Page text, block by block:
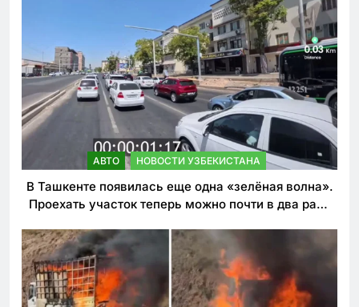
АВТО НОВОСТИ УЗБЕКИСТАНА
В Ташкенте появилась еще одна «зелёная волна».
Проехать участок теперь можно почти в два раза